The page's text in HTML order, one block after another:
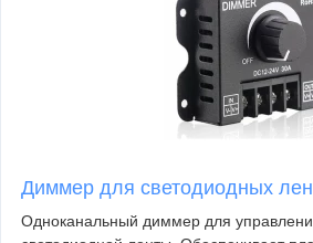
Диммер для светодиодных
Одноканальный диммер для